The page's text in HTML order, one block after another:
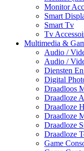
Monitor
Smart
Smart Tv
Tv
Multimedia &
Audio /
Audio /
Diensten
Digital
Draadloos
Draadloze
Draadloze
Draadloze
Draadloze
Draadloze
Game